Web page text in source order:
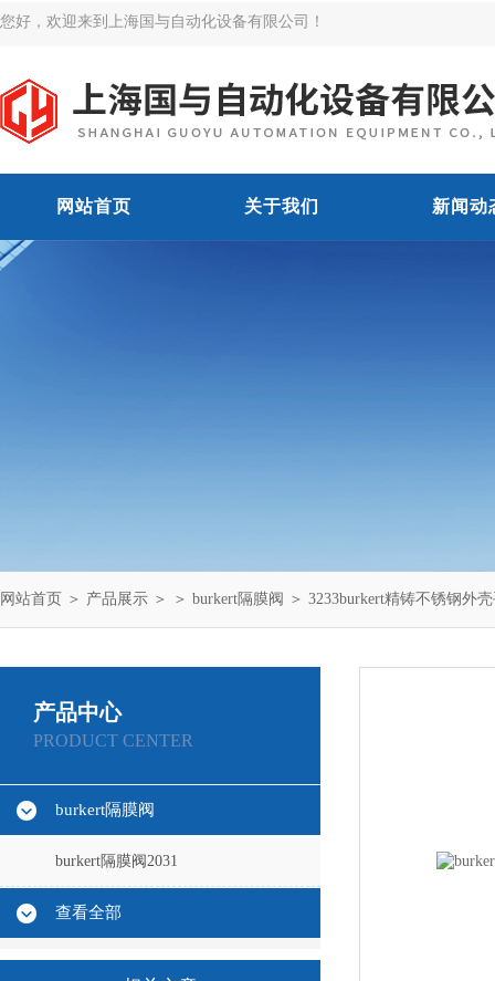
您好，欢迎来到上海国与自动化设备有限公司！
网站首页 关于我们 新闻动
网站首页 ＞ 产品展示 ＞ ＞ burkert隔膜阀 ＞ 3233burkert精铸不锈钢外
产品中心
PRODUCT CENTER
burkert隔膜阀
burkert隔膜阀2031
查看全部